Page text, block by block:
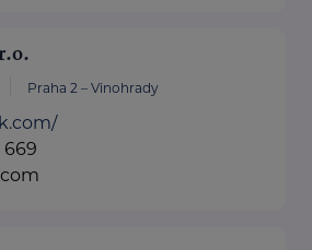
Praha 2 – Vinohrady
669